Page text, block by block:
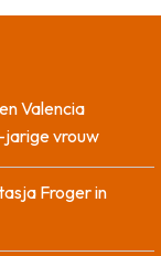
Valencia
jarige vrouw
Froger in